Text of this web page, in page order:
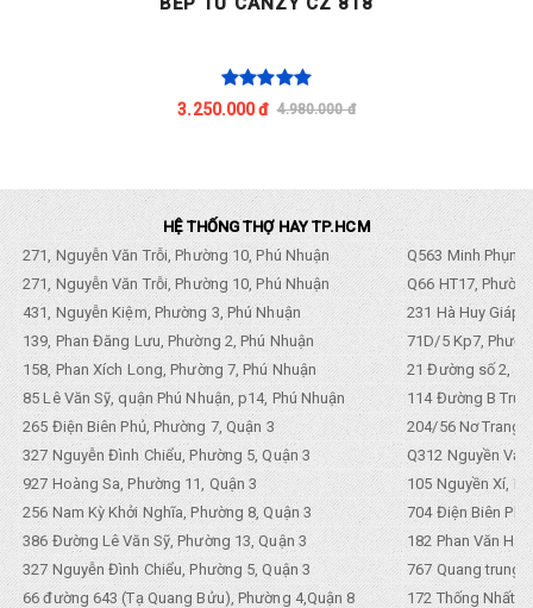
3.250.000 đ 4.980.000 đ
HỆ THỐNG THỢ HAY TP.HCM
271, Nguyễn Văn Trỗi, Phường 10, Phú Nhuận
Q563 Minh
271, Nguyễn Văn Trỗi, Phường 10, Phú Nhuận
Q66 HT17,
431, Nguyễn Kiệm, Phường 3, Phú Nhuận
231 Hà Huy Giáp,
139, Phan Đăng Lưu, Phường 2, Phú Nhuận
71D/5 Kp7,
158, Phan Xích Long, Phường 7, Phú Nhuận
21 Đường số 2,
85 Lê Văn Sỹ, quận Phú Nhuận, p14, Phú Nhuận
114 Đường B
265 Điện Biên Phủ, Phường 7, Quận 3
204/56 Nơ Trang
327 Nguyễn Đình Chiểu, Phường 5, Quận 3
Q312 Nguyền
927 Hoàng Sa, Phường 11, Quận 3
105 Nguyền Xí,
256 Nam Kỳ Khởi Nghĩa, Phường 8, Quận 3
704 Điện Biên
386 Đường Lê Văn Sỹ, Phường 13, Quận 3
182 Phan Văn
327 Nguyễn Đình Chiểu, Phường 5, Quận 3
767 Quang trung,
66 đường 643 (Tạ Quang Bửu), Phường 4,Quận 8
172 Thống Nhất.